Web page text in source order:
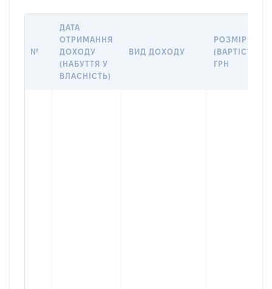
№
ДАТА
ОТРИМАННЯ
ДОХОДУ
(НАБУТТЯ У
ВЛАСНІСТЬ)
ВИД ДОХОДУ
РОЗМІР
(ВАРТІСТЬ),
ГРН